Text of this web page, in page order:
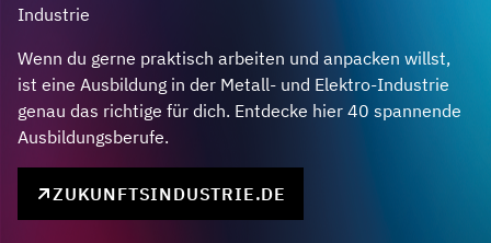
Industrie
Wenn du gerne praktisch arbeiten und anpacken willst,
ist eine Ausbildung in der Metall- und Elektro-Industrie
genau das richtige für dich. Entdecke hier 40 spannende
Ausbildungsberufe.
ZUKUNFTSINDUSTRIE.DE